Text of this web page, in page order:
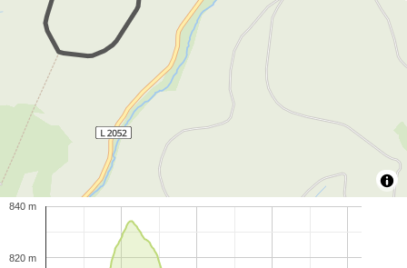
820 m
840 m